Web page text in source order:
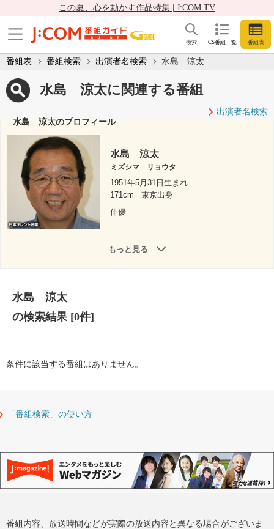
この夏、心を動かす作品特集 | J:COM TV
CS番組一覧 番組表
検索
番組表 番組検索 出演者名検索 水島 涼太
水島 涼太に関連する番組
出演者名検索
水島 涼太のプロフィール
水島 涼太
ミズシマ リョウタ
1951年5月31日生まれ
171cm
東京出身
俳優
もっと見る
水島 涼太
の検索結果[0件]
条件に該当する番組はありません。
「番組検索」の使い方
番組内容、放送時間などが実際の放送内容と異なる場合がございま